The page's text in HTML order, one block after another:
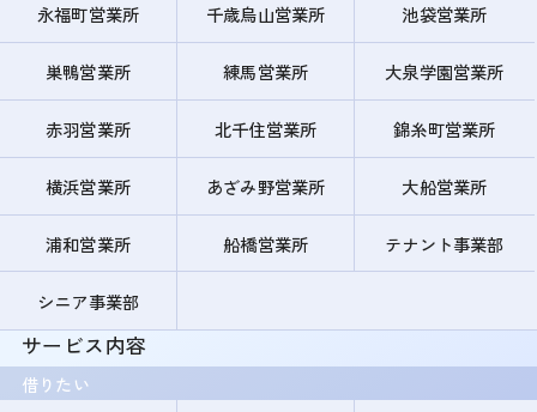
永福町営業所 千歳烏山営業所 池袋営業所
巣鴨営業所 練馬営業所 大泉学園営業所
赤羽営業所 北千住営業所 錦糸町営業所
横浜営業所 あざみ野営業所 大船営業所
浦和営業所 船橋営業所 テナント事業部
シニア事業部
サービス内容
借りたい